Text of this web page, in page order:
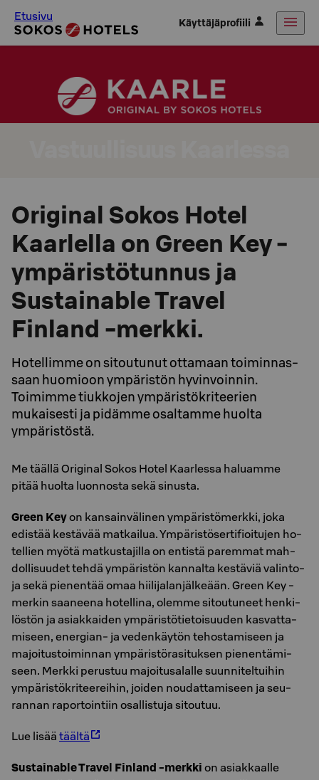
Etusivu Käyttäjäprofiili
Original Sokos Hotel
Kaarlella on Green Key -
ympäristötunnus ja
Sustainable Travel
Finland -merkki.
Ho­tel­lim­me on si­tou­tu­nut ot­ta­maan toi­min­nas­
saan huo­mioon ym­pä­ris­tön hy­vin­voin­nin.
Toimimme tiukkojen ympäristökriteerien
mukaisesti ja pidämme osaltamme huolta
ympäristöstä.
Me tääl­lä Ori­gi­nal Sokos Hotel Kaar­les­sa ha­luam­me
pitää huol­ta luon­nos­ta sekä si­nus­ta.
Green Keyon kan­sain­vä­li­nen ym­pä­ris­tö­merk­ki, joka
edis­tää kes­tä­vää mat­kai­lua. Ym­pä­ris­tö­ser­ti­fioi­tu­jen ho­
tel­lien myötä mat­kus­ta­jil­la on en­tis­tä pa­rem­mat mah­
dol­li­suu­det tehdä ym­pä­ris­tön kan­nal­ta kes­tä­viä va­lin­to­
ja sekä pie­nen­tää omaa hii­li­ja­lan­jäl­ke­ään. Green Key -
mer­kin saa­neena ho­tel­lina, olemme si­tou­tu­neet hen­ki­
lös­tön ja asiak­kai­den ym­pä­ris­tö­tie­toi­suu­den kas­vat­ta­
mi­seen, ener­gian- ja ve­den­käy­tön te­hos­ta­mi­seen ja
ma­joi­tus­toi­min­nan ym­pä­ris­tö­ra­si­tuk­sen pie­nen­tä­mi­
seen. Merk­ki pe­rus­tuu ma­joi­tusa­lal­le suun­ni­tel­tui­hin
ym­pä­ris­tö­kri­tee­rei­hin, joi­den nou­dat­ta­mi­seen ja seu­
ran­nan ra­por­toin­tiin osal­lis­tu­ja si­tou­tuu.
Lue lisää täältä
Sustainable Travel Finland -merkki on asiakkaalle